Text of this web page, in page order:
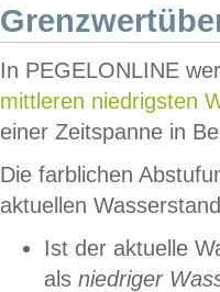
In PEGELONLINE
mittleren niedrigsten
einer Zeitspanne in
Die farblichen
aktuellen
Ist der aktuelle
als niedriger